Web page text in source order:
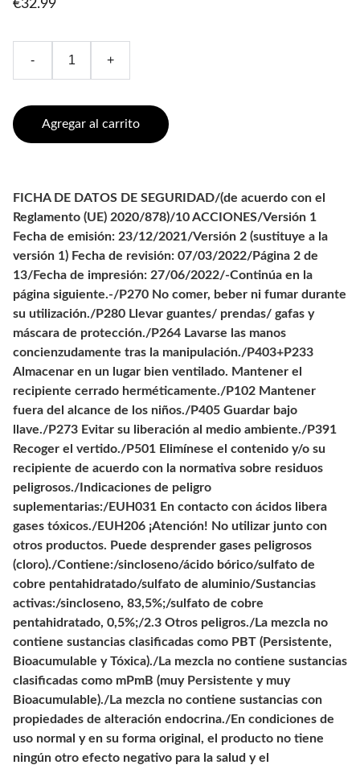
€32.99
- +
Agregar al carrito
FICHA DE DATOS DE SEGURIDAD/(de acuerdo con el
Reglamento (UE) 2020/878)/10 ACCIONES/Versión 1
Fecha de emisión: 23/12/2021/Versión 2 (sustituye a la
versión 1) Fecha de revisión: 07/03/2022/Página 2 de
13/Fecha de impresión: 27/06/2022/-Continúa en la
página siguiente.-/P270 No comer, beber ni fumar durante
su utilización./P280 Llevar guantes/ prendas/ gafas y
máscara de protección./P264 Lavarse las manos
concienzudamente tras la manipulación./P403+P233
Almacenar en un lugar bien ventilado. Mantener el
recipiente cerrado herméticamente./P102 Mantener
fuera del alcance de los niños./P405 Guardar bajo
llave./P273 Evitar su liberación al medio ambiente./P391
Recoger el vertido./P501 Elimínese el contenido y/o su
recipiente de acuerdo con la normativa sobre residuos
peligrosos./Indicaciones de peligro
suplementarias:/EUH031 En contacto con ácidos libera
gases tóxicos./EUH206 ¡Atención! No utilizar junto con
otros productos. Puede desprender gases peligrosos
(cloro)./Contiene:/sincloseno/ácido bórico/sulfato de
cobre pentahidratado/sulfato de aluminio/Sustancias
activas:/sincloseno, 83,5%;/sulfato de cobre
pentahidratado, 0,5%;/2.3 Otros peligros./La mezcla no
contiene sustancias clasificadas como PBT (Persistente,
Bioacumulable y Tóxica)./La mezcla no contiene sustancias
clasificadas como mPmB (muy Persistente y muy
Bioacumulable)./La mezcla no contiene sustancias con
propiedades de alteración endocrina./En condiciones de
uso normal y en su forma original, el producto no tiene
ningún otro efecto negativo para la salud y el